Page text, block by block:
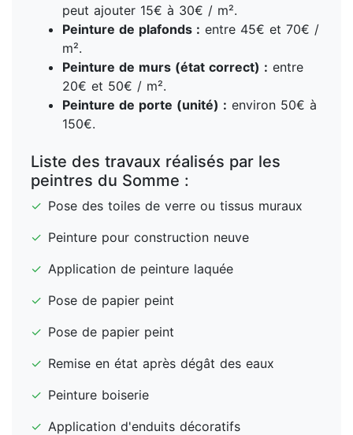
peut ajouter 15€ à 30€ / m².
Peinture de plafonds : entre 45€ et 70€ /
m².
Peinture de murs (état correct) : entre
20€ et 50€ / m².
Peinture de porte (unité) : environ 50€ à
150€.
Liste des travaux réalisés par les
peintres du Somme :
✓ Pose des toiles de verre ou tissus muraux
✓ Peinture pour construction neuve
✓ Application de peinture laquée
✓ Pose de papier peint
✓ Pose de papier peint
✓ Remise en état après dégât des eaux
✓ Peinture boiserie
✓ Application d'enduits décoratifs